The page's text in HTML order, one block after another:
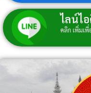
ไลน์ไ
คลิก เพิ่มเ